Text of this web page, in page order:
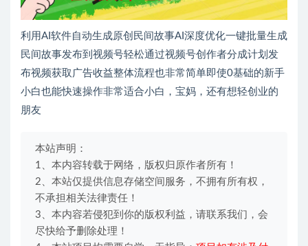
利用AI软件自动生成原创民间故事AI深度优化一键批量生成
民间故事发布到视频号轻松通过视频号创作者分成计划发
布视频获取广告收益整体流程也非常简单即使0基础的新手
小白也能快速操作非常适合小白，宝妈，还有想轻创业的
朋友
本站声明：
1、本内容转载于网络，版权归原作者所有！
2、本站仅提供信息存储空间服务，不拥有所有权，
不承担相关法律责任！
3、本内容若侵犯到你的版权利益，请联系我们，会
尽快给予删除处理！